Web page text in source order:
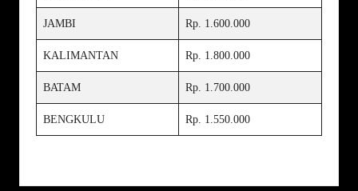
JAMBI Rp. 1.600.000
KALIMANTAN Rp. 1.800.000
BATAM Rp. 1.700.000
BENGKULU Rp. 1.550.000